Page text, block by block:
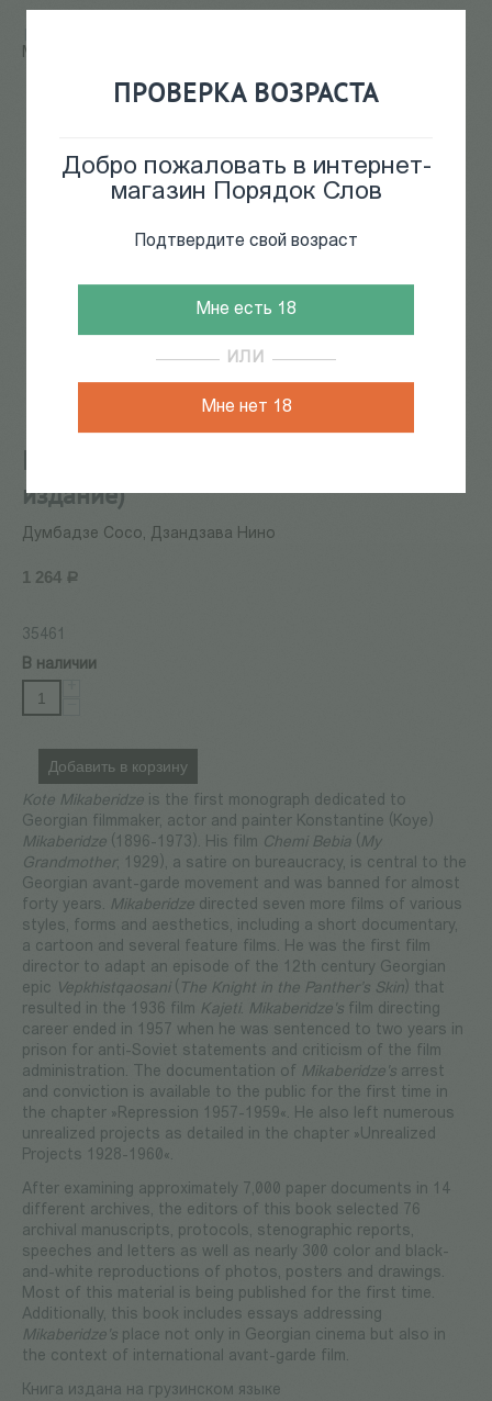
ПРОВЕРКА ВОЗРАСТА
Добро пожаловать в интернет-
магазин Порядок Слов
Подтвердите свой возраст
Мне есть 18
ИЛИ
Мне нет 18
Микаберидзе (грузинское издание)
3 из 4
Котэ Микаберидзе (грузинское
издание)
Думбадзе Сосо, Дзандзава Нино
1 264 Р
35461
В наличии
Добавить в корзину
Kote Mikaberidze is the first monograph dedicated to
Georgian filmmaker, actor and painter Konstantine (Koye)
Mikaberidze (1896-1973). His film Chemi Bebia (My
Grandmother, 1929), a satire on bureaucracy, is central to the
Georgian avant-garde movement and was banned for almost
forty years. Mikaberidze directed seven more films of various
styles, forms and aesthetics, including a short documentary,
a cartoon and several feature films. He was the first film
director to adapt an episode of the 12th century Georgian
epic Vepkhistqaosani ( The Knight in the Panther’s Skin) that
resulted in the 1936 film Kajeti. Mikaberidze's film directing
career ended in 1957 when he was sentenced to two years in
prison for anti-Soviet statements and criticism of the film
administration. The documentation of Mikaberidze's arrest
and conviction is available to the public for the first time in
the chapter »Repression 1957-1959«. He also left numerous
unrealized projects as detailed in the chapter »Unrealized
Projects 1928-1960«.
After examining approximately 7,000 paper documents in 14
different archives, the editors of this book selected 76
archival manuscripts, protocols, stenographic reports,
speeches and letters as well as nearly 300 color and black-
and-white reproductions of photos, posters and drawings.
Most of this material is being published for the first time.
Additionally, this book includes essays addressing
Mikaberidze's place not only in Georgian cinema but also in
the context of international avant-garde film.
Книга издана на грузинском языке